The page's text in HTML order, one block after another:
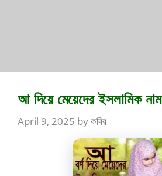
আ দিয়ে মেয়েদের ইসলামিক নাম
April 9, 2025 byকবির